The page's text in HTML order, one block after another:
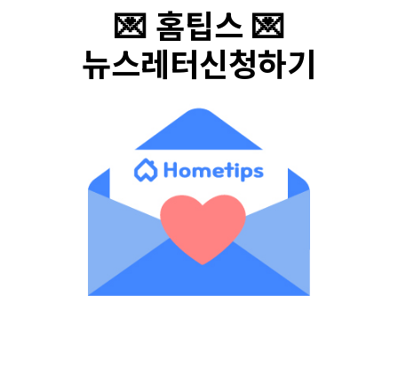
💌 홈팁스 💌
뉴스레터신청하기